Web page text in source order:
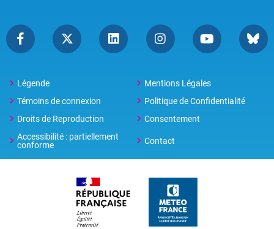
Légende
Mentions Légales
Témoins de connexion
Politique de Confidentialité
Droits de Reproduction
Consentement
Accessibilité : partiellement
conforme
Contact